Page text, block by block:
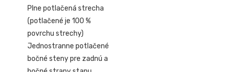
Plne potlačená strecha
(potlačené je 100 %
povrchu strechy)
Jednostranne potlačené
bočné steny pre zadnú a